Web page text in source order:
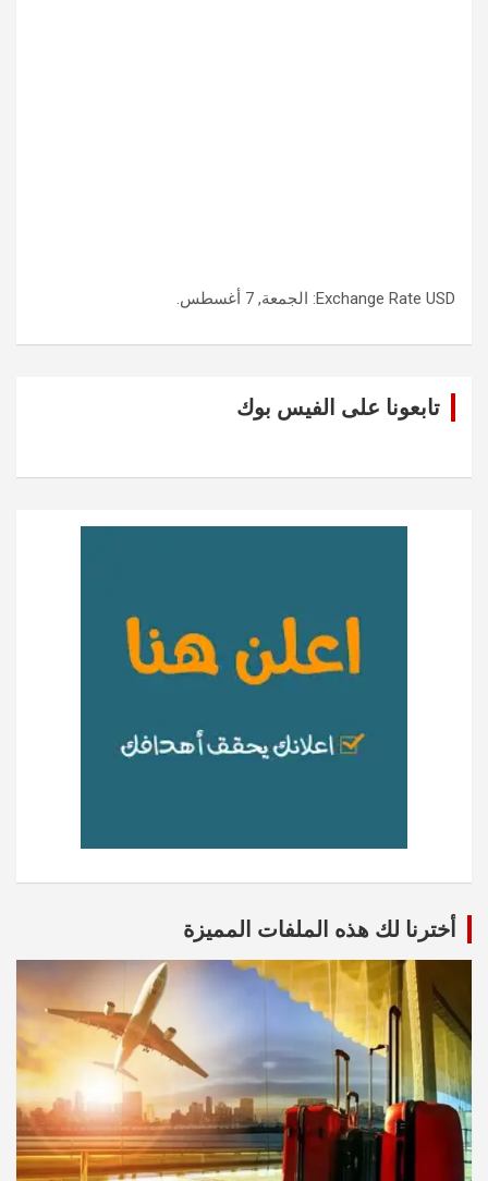
Exchange Rate USD : الجمعة, 7 أغسطس.
تابعونا على الفيس بوك
أخترنا لك هذه الملفات المميزة